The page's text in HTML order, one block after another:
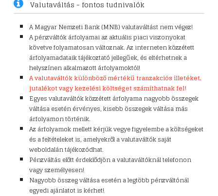
Valutaváltás - fontos tudnivalók
A Magyar Nemzeti Bank (MNB) valutaváltást nem végez!
A pénzváltók árfolyamai az aktuális piaci viszonyokat
követve folyamatosan változnak. Az interneten közzétett
árfolyamadataik tájékoztató jellegűek, és eltérhetnek a
helyszínen alkalmazott árfolyamoktól!
A valutaváltók különböző mértékű tranzakciós illetéket,
jutalékot vagy kezelési költséget számíthatnak fel!
Egyes valutaváltók közzétett árfolyama nagyobb összegek
váltása esetén érvényes, kisebb összegek váltása más
árfolyamon történik.
Az árfolyamok mellett kérjük vegye figyelembe a költségeket
és a feltételeket is, amelyekről a valutaváltók saját
weboldalán tájékozódhat.
Pénzváltás előtt érdeklődjön a valutaváltóknál telefonon
vagy személyesen!
Nagyobb összeg váltása esetén a legtöbb pénzváltónál
egyedi ajánlatot is kérhet!